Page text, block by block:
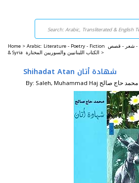
Home >
& Syria الكتاب اللبنانيين والسوريين المختارة >
Shihadat Atan شهادة أتان
By: Saleh, Muhammad Haj محمد حاج صالح